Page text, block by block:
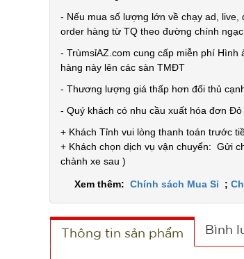
- Nếu mua số lượng lớn về chạy ad,
order hàng từ TQ theo đường chính
- TrùmsỉAZ.com cung cấp miễn phí
hàng này lên các sàn TMĐT
- Thương lượng giá thấp hơn đối thủ
- Quý khách có nhu cầu xuất hóa đơn
+ Khách Tỉnh vui lòng thanh toán trước
+ Khách chọn dịch vụ vận chuyển: Gửi
chành xe sau )
Xem thêm: Chính sách Mua Sỉ ;
Thông tin sản phẩm Bình